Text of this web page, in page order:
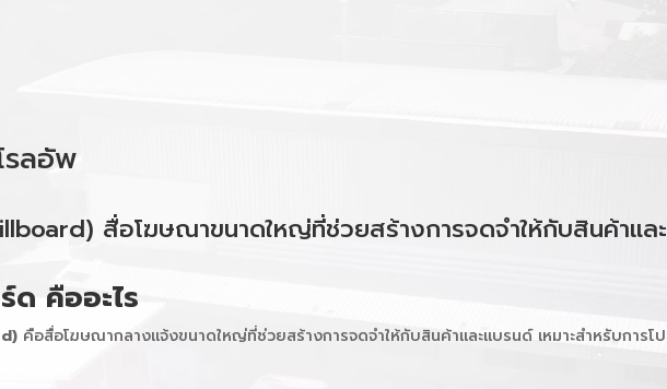
รลอัพ
สื่อโฆษณาขนาดใหญ่ที่ช่วยสร้างการจดจำให้กับสินค้าแล
ด คืออะไร
คือสื่อโฆษณากลางแจ้งขนาดใหญ่ที่ช่วยสร้างการจดจำให้กับสินค้าและแบรนด์ เหมาะสำหรับกา